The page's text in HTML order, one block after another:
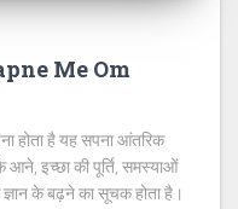
Me Om
होता है यह सपना आंतरिक
आने, इच्छा की पूर्ति, समस्याओं
के बढ़ने का सूचक होता है।